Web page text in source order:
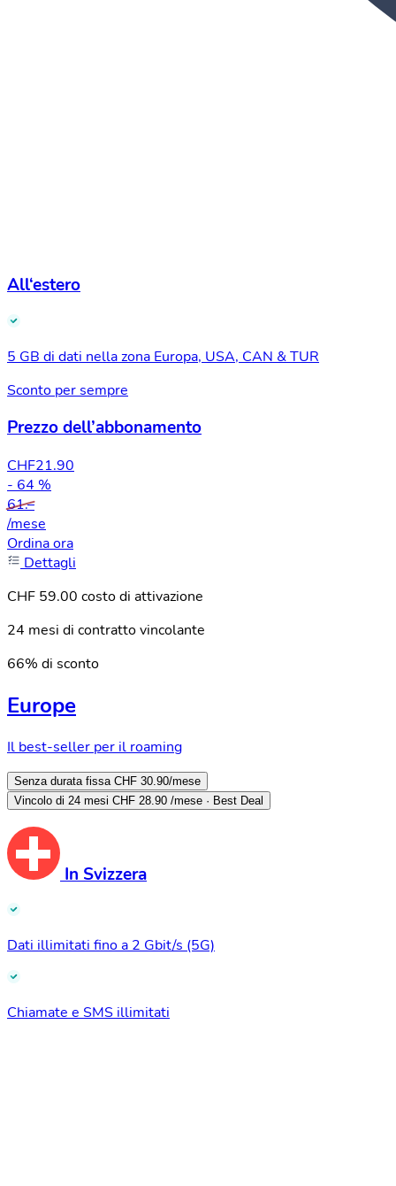
All‘estero
5 GB di dati nella zona Europa, USA, CAN & TUR
Sconto per sempre
Prezzo dell’abbonamento
CHF21.90
- 64 %
61.–
/mese
Ordina ora
Dettagli
CHF 59.00 costo di attivazione
24 mesi di contratto vincolante
66% di sconto
Europe
Il best-seller per il roaming
Senza durata fissa CHF 30.90/mese
Vincolo di 24 mesi CHF 28.90 /mese · Best Deal
In Svizzera
Dati illimitati fino a 2 Gbit/s (5G)
Chiamate e SMS illimitati